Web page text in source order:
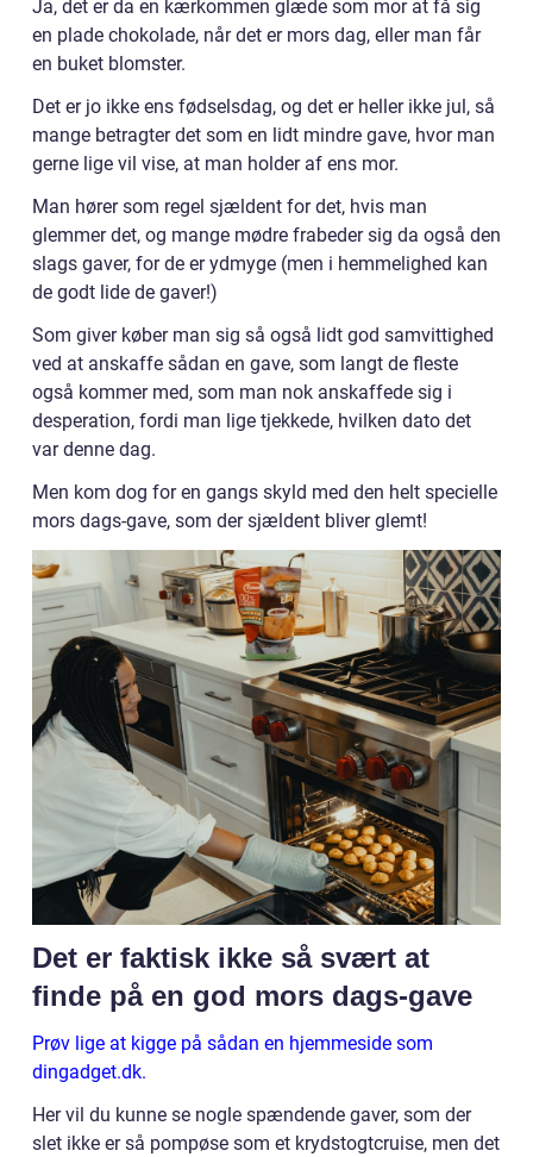
Ja, det er da en kærkommen glæde som mor at få sig
en plade chokolade, når det er mors dag, eller man får
en buket blomster.
Det er jo ikke ens fødselsdag, og det er heller ikke jul, så
mange betragter det som en lidt mindre gave, hvor man
gerne lige vil vise, at man holder af ens mor.
Man hører som regel sjældent for det, hvis man
glemmer det, og mange mødre frabeder sig da også den
slags gaver, for de er ydmyge (men i hemmelighed kan
de godt lide de gaver!)
Som giver køber man sig så også lidt god samvittighed
ved at anskaffe sådan en gave, som langt de fleste
også kommer med, som man nok anskaffede sig i
desperation, fordi man lige tjekkede, hvilken dato det
var denne dag.
Men kom dog for en gangs skyld med den helt specielle
mors dags-gave, som der sjældent bliver glemt!
Det er faktisk ikke så svært at
finde på en god mors dags-gave
Prøv lige at kigge på sådan en hjemmeside som
dingadget.dk.
Her vil du kunne se nogle spændende gaver, som der
slet ikke er så pompøse som et krydstogtcruise, men det